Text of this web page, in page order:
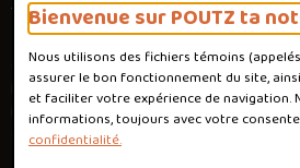
Bienvenue sur POUTZ ta
Nous utilisons des fichiers témoins (appelés
assurer le bon fonctionnement du site,
et faciliter votre expérience de navigation.
informations, toujours avec votre
confidentialité.
Conditions d'utilisation
Politique de confidentialité
Personnaliser les cookies
Conception :Ekloweb